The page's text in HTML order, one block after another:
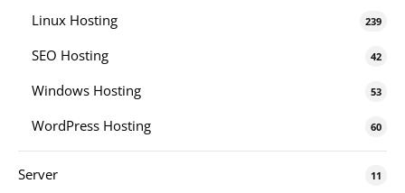
Linux Hosting 239
SEO Hosting 42
Windows Hosting 53
WordPress Hosting 60
Server 11